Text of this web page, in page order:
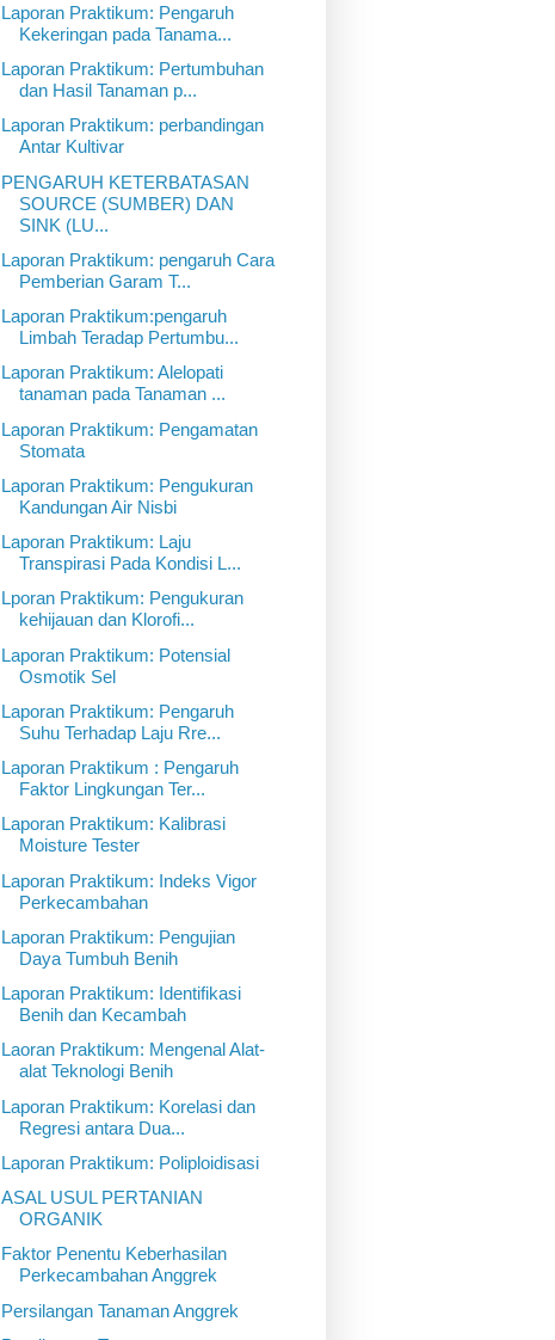
Laporan Praktikum: Pengaruh
Kekeringan pada Tanama...
Laporan Praktikum: Pertumbuhan
dan Hasil Tanaman p...
Laporan Praktikum: perbandingan
Antar Kultivar
PENGARUH KETERBATASAN
SOURCE (SUMBER) DAN
SINK (LU...
Laporan Praktikum: pengaruh Cara
Pemberian Garam T...
Laporan Praktikum:pengaruh
Limbah Teradap Pertumbu...
Laporan Praktikum: Alelopati
tanaman pada Tanaman ...
Laporan Praktikum: Pengamatan
Stomata
Laporan Praktikum: Pengukuran
Kandungan Air Nisbi
Laporan Praktikum: Laju
Transpirasi Pada Kondisi L...
Lporan Praktikum: Pengukuran
kehijauan dan Klorofi...
Laporan Praktikum: Potensial
Osmotik Sel
Laporan Praktikum: Pengaruh
Suhu Terhadap Laju Rre...
Laporan Praktikum : Pengaruh
Faktor Lingkungan Ter...
Laporan Praktikum: Kalibrasi
Moisture Tester
Laporan Praktikum: Indeks Vigor
Perkecambahan
Laporan Praktikum: Pengujian
Daya Tumbuh Benih
Laporan Praktikum: Identifikasi
Benih dan Kecambah
Laoran Praktikum: Mengenal Alat-
alat Teknologi Benih
Laporan Praktikum: Korelasi dan
Regresi antara Dua...
Laporan Praktikum: Poliploidisasi
ASAL USUL PERTANIAN
ORGANIK
Faktor Penentu Keberhasilan
Perkecambahan Anggrek
Persilangan Tanaman Anggrek